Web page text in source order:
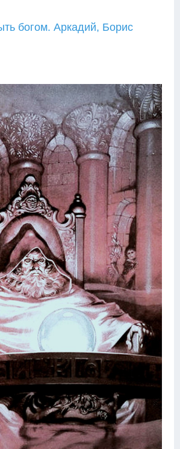
богом. Аркадий, Борис